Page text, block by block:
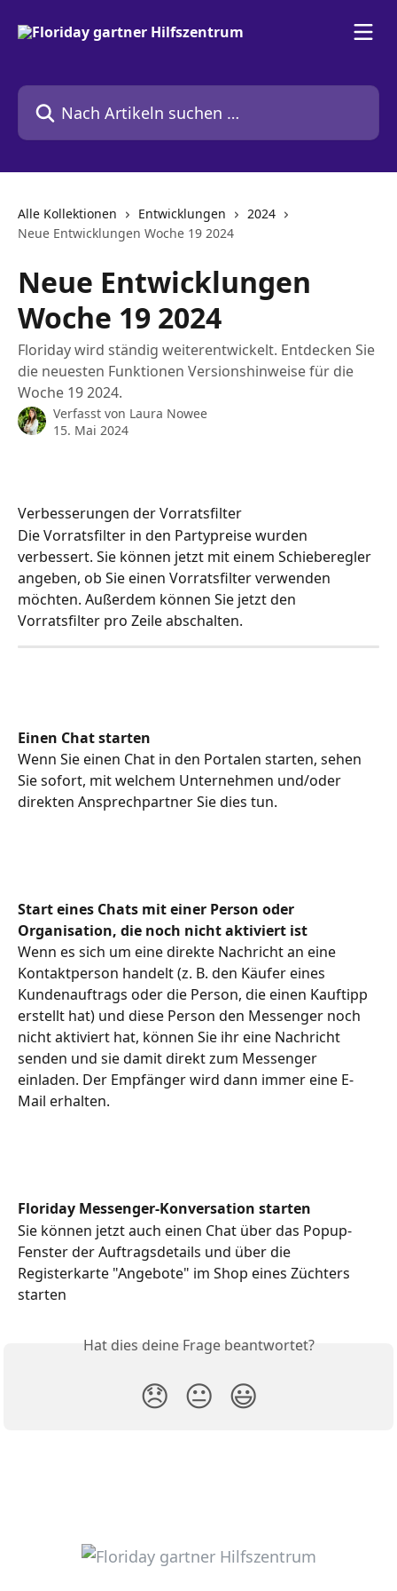
Nach Artikeln suchen …
Alle Kollektionen Entwicklungen
2024
Neue Entwicklungen Woche 19 2024
Neue Entwicklungen
Woche 19 2024
Floriday wird ständig weiterentwickelt. Entdecken Sie
die neuesten Funktionen Versionshinweise für die
Woche 19 2024.
Verfasst von Laura Nowee
15. Mai 2024
Verbesserungen der Vorratsfilter
Die Vorratsfilter in den Partypreise wurden
verbessert. Sie können jetzt mit einem Schieberegler
angeben, ob Sie einen Vorratsfilter verwenden
möchten. Außerdem können Sie jetzt den
Vorratsfilter pro Zeile abschalten.
Einen Chat starten
Wenn Sie einen Chat in den Portalen starten, sehen
Sie sofort, mit welchem Unternehmen und/oder
direkten Ansprechpartner Sie dies tun.
Start eines Chats mit einer Person oder
Organisation, die noch nicht aktiviert ist
Wenn es sich um eine direkte Nachricht an eine
Kontaktperson handelt (z. B. den Käufer eines
Kundenauftrags oder die Person, die einen Kauftipp
erstellt hat) und diese Person den Messenger noch
nicht aktiviert hat, können Sie ihr eine Nachricht
senden und sie damit direkt zum Messenger
einladen. Der Empfänger wird dann immer eine E-
Mail erhalten.
Floriday Messenger-Konversation starten
Sie können jetzt auch einen Chat über das Popup-
Fenster der Auftragsdetails und über die
Registerkarte "Angebote" im Shop eines Züchters
starten
Hat dies deine Frage beantwortet?
😞 😐 😃